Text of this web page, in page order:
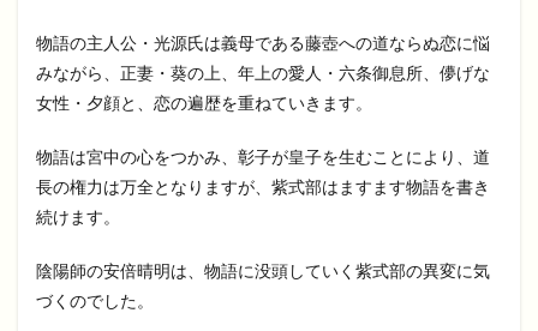
物語の主人公・光源氏は義母である藤壺への道ならぬ恋に悩
みながら、正妻・葵の上、年上の愛人・六条御息所、儚げな
女性・夕顔と、恋の遍歴を重ねていきます。
物語は宮中の心をつかみ、彰子が皇子を生むことにより、道
長の権力は万全となりますが、紫式部はますます物語を書き
続けます。
陰陽師の安倍晴明は、物語に没頭していく紫式部の異変に気
づくのでした。